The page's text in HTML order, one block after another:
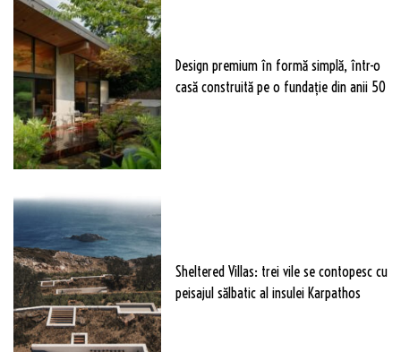
Design premium în formă simplă, într-o
casă construită pe o fundație din anii 50
Sheltered Villas: trei vile se contopesc cu
peisajul sălbatic al insulei Karpathos